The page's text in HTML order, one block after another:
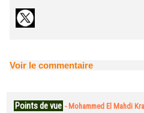
Voir le commentaire
Points de vue - Mohammed El Mahdi